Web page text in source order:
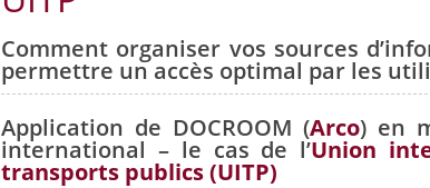
Comment organiser vos sources
permettre un accès optimal par les
Application de DOCROOM (Arco) en
international – le cas de l’Union
transports publics (UITP)